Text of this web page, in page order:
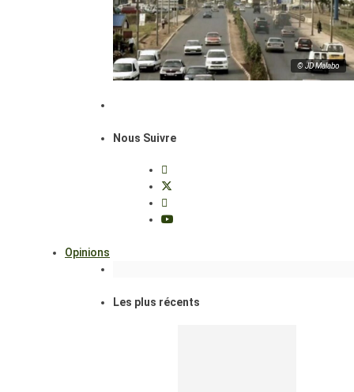
© JD Malabo
Nous Suivre
Opinions
Les plus récents